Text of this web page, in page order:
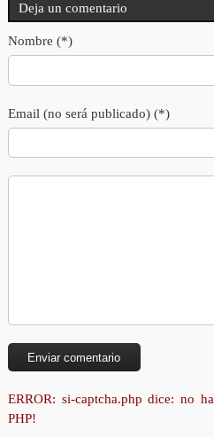
Deja un comentario
Nombre (*)
Email (no será publicado) (*)
ERROR: si-captcha.php dice: no
PHP!